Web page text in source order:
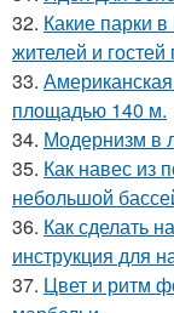
32. Какие парки
жителей и гостей
33.
площадью 140 м.
34. Модернизм в
35. Как навес из
небольшой
36. Как сделать
инструкция для
37. Цвет и ритм